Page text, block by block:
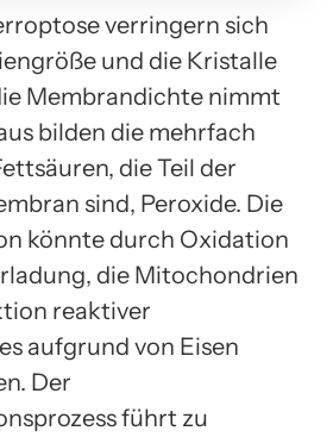
verringern sich
und die Kristalle
Membrandichte nimmt
bilden die mehrfach
die Teil der
sind, Peroxide. Die
könnte durch Oxidation
die Mitochondrien
reaktiver
aufgrund von Eisen
Der
führt zu